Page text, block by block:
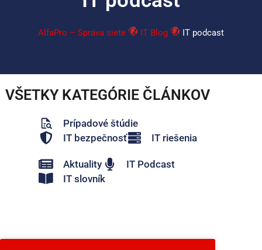
AlfaPro – Správa siete IT Blog IT podcast
VŠETKY KATEGÓRIE ČLÁNKOV
Prípadové štúdie
IT bezpečnosť
IT riešenia
Aktuality
IT Podcast
IT slovník